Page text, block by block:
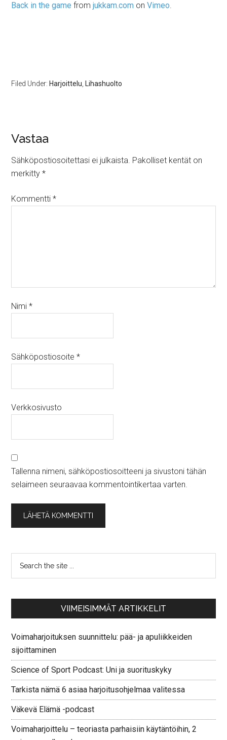
Back in the game fromjukkam.com onVimeo.
Filed Under: Harjoittelu, Lihashuolto
Vastaa
Sähköpostiosoitettasi ei julkaista. Pakolliset kentät on
merkitty*
Kommentti*
Nimi*
Sähköpostiosoite*
Verkkosivusto
Tallenna nimeni, sähköpostiosoitteeni ja sivustoni tähän
selaimeen seuraavaa kommentointikertaa varten.
VIIMEISIMMÄT ARTIKKELIT
Voimaharjoituksen suunnittelu: pää- ja apuliikkeiden
sijoittaminen
Science of Sport Podcast: Uni ja suorituskyky
Tarkista nämä 6 asiaa harjoitusohjelmaa valitessa
Väkevä Elämä -podcast
Voimaharjoittelu – teoriasta parhaisiin käytäntöihin, 2